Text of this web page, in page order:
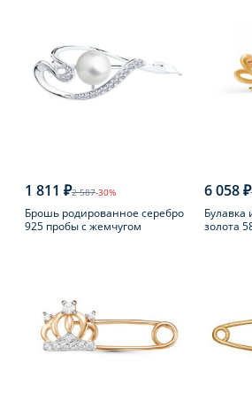
1 811 ₽2 587-30%
Брошь родированное серебро
925 пробы с жемчугом
6 058 ₽
Булавка
золота